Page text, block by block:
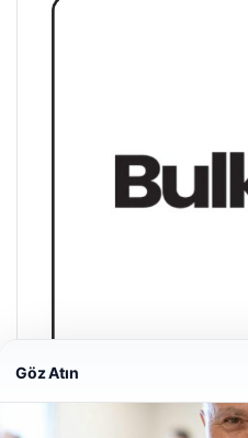
Bulkoon Toptan Ayakkabı
Göz Atın